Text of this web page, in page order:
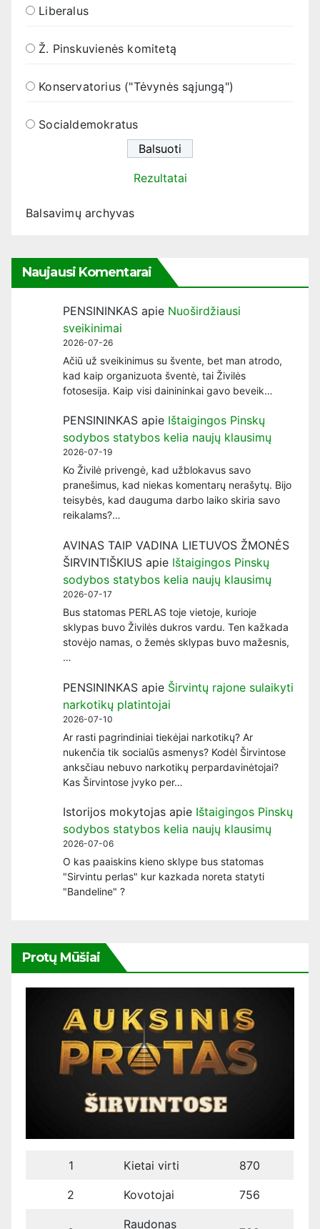
Liberalus
Ž. Pinskuvienės komitetą
Konservatorius ("Tėvynės sąjungą")
Socialdemokratus
Rezultatai
Balsavimų archyvas
Naujausi Komentarai
PENSININKAS apie Nuoširdžiausi
sveikinimai
2026-07-26
Ačiū už sveikinimus su švente, bet man atrodo,
kad kaip organizuota šventė, tai Živilės
fotosesija. Kaip visi dainininkai gavo beveik…
PENSININKAS apie Ištaigingos Pinskų
sodybos statybos kelia naujų klausimų
2026-07-19
Ko Živilė privengė, kad užblokavus savo
pranešimus, kad niekas komentarų nerašytų. Bijo
teisybės, kad dauguma darbo laiko skiria savo
reikalams?…
AVINAS TAIP VADINA LIETUVOS ŽMONĖS
ŠIRVINTIŠKIUS apie Ištaigingos Pinskų
sodybos statybos kelia naujų klausimų
2026-07-17
Bus statomas PERLAS toje vietoje, kurioje
sklypas buvo Živilės dukros vardu. Ten kažkada
stovėjo namas, o žemės sklypas buvo mažesnis,
…
PENSININKAS apie Širvintų rajone sulaikyti
narkotikų platintojai
2026-07-10
Ar rasti pagrindiniai tiekėjai narkotikų? Ar
nukenčia tik socialūs asmenys? Kodėl Širvintose
anksčiau nebuvo narkotikų perpardavinėtojai?
Kas Širvintose įvyko per…
Istorijos mokytojas apie Ištaigingos Pinskų
sodybos statybos kelia naujų klausimų
2026-07-06
O kas paaiskins kieno sklype bus statomas
"Sirvintu perlas" kur kazkada noreta statyti
"Bandeline" ?
Protų Mūšiai
1 Kietai virti 870
2 Kovotojai 756
Raudonas